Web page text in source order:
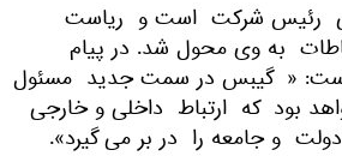
رئیس شرکت است و ریاست
به وی محول شد. در پیام
« گیبس در سمت جدید مسئول
بود که ارتباط داخلی و خارجی
و جامعه را در بر می گیرد».